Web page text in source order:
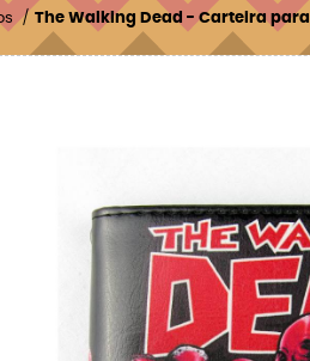
The Walking Dead - Carteira